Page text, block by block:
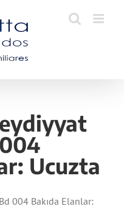
Ucuzta
004 Bakıda Elanlar: